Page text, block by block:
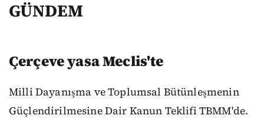
GÜNDEM
Çerçeve yasa Meclis'te
Milli Dayanışma ve Toplumsal Bütünleşmenin
Güçlendirilmesine Dair Kanun Teklifi TBMM'de.